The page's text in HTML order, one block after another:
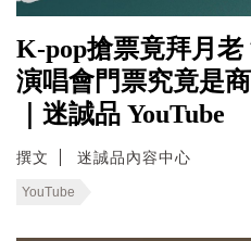
K-pop搶票竟拜月老
演唱會門票究竟是
｜迷誠品 YouTube
撰文 迷誠品內容中心
YouTube